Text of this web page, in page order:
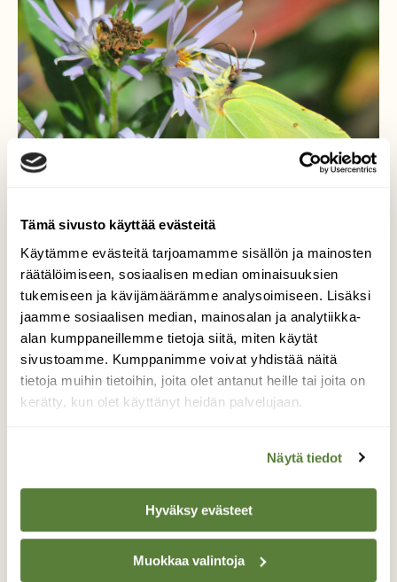
Tämä sivusto käyttää evästeitä
Käytämme evästeitä tarjoamamme sisällön ja mainosten
räätälöimiseen, sosiaalisen median ominaisuuksien
tukemiseen ja kävijämäärämme analysoimiseen. Lisäksi
jaamme sosiaalisen median, mainosalan ja analytiikka-
alan kumppaneillemme tietoja siitä, miten käytät
sivustoamme. Kumppanimme voivat yhdistää näitä
tietoja muihin tietoihin, joita olet antanut heille tai joita on
kerätty, kun olet käyttänyt heidän palvelujaan.
Näytä tiedot
Hyväksy evästeet
Muokkaa valintoja
Sitruunaperhonen
Asteri houkutteli sitruunaperhosen
ruokailemaan. Näin syksyllä sitruunaperhosia
taas näkee.
TAKAISIN LISTAAN